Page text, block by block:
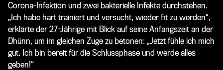
Corona-Infektion und zwei bakterielle Infekte durchstehen.
„Ich habe hart trainiert und versucht, wieder fit zu werden“,
erklärte der 27-Jährige mit Blick auf seine Anfangszeit an der
Dhünn, um im gleichen Zuge zu betonen: „Jetzt fühle ich mich
gut. Ich bin bereit für die Schlussphase und werde alles
geben!“